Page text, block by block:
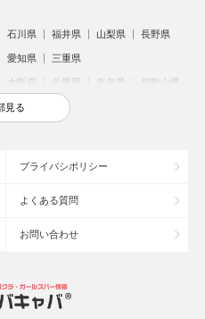
石川県 福井県 山梨県 長野県
愛知県 三重県
大阪府 兵庫県 奈良県 和歌山県
岡山県 広島県
六本木のキャバクラ
キャバクラ
見る
プライバシポリシー
よくある質問
お問い合わせ